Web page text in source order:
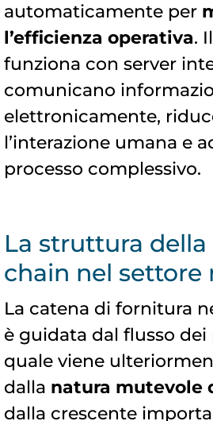
automaticamente per
l’efficienza operativa.
funziona con server
comunicano
elettronicamente,
l’interazione umana e
processo complessivo.
La struttura
chain nel settore
La catena di fornitura
è guidata dal flusso
quale viene
dalla natura mutevole
dalla crescente